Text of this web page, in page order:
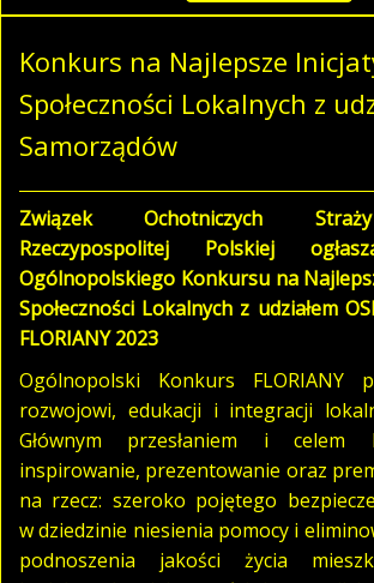
Konkurs na Najlepsze
Społeczności Lokalnych z
Samorządów
Związek Ochotniczych
Rzeczypospolitej Polskiej
Ogólnopolskiego Konkursu na
Społeczności Lokalnych z udziałem
FLORIANY 2023
Ogólnopolski Konkurs FLORIANY
rozwojowi, edukacji i integracji
Głównym przesłaniem i celem
inspirowanie, prezentowanie oraz
na rzecz: szeroko pojętego
w dziedzinie niesienia pomocy i
podnoszenia jakości życia